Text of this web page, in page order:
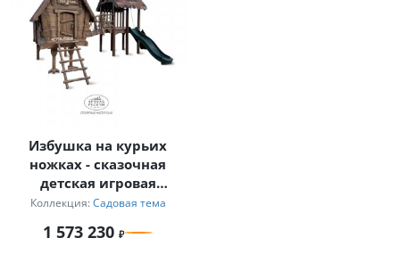
Избушка на курьих
ножках - сказочная
детская игровая
площадка из массива
сказки"
Коллекция: Садовая тема
1 573 230